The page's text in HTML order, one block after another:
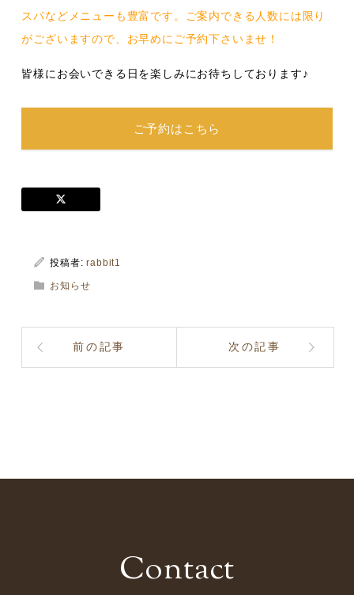
スパなどメニューも豊富です。ご案内できる人数には限り
がございますので、お早めにご予約下さいませ！
皆様にお会いできる日を楽しみにお待ちしております♪
ご予約はこちら
投稿者:rabbit1
お知らせ
前の記事 次の記事
Contact